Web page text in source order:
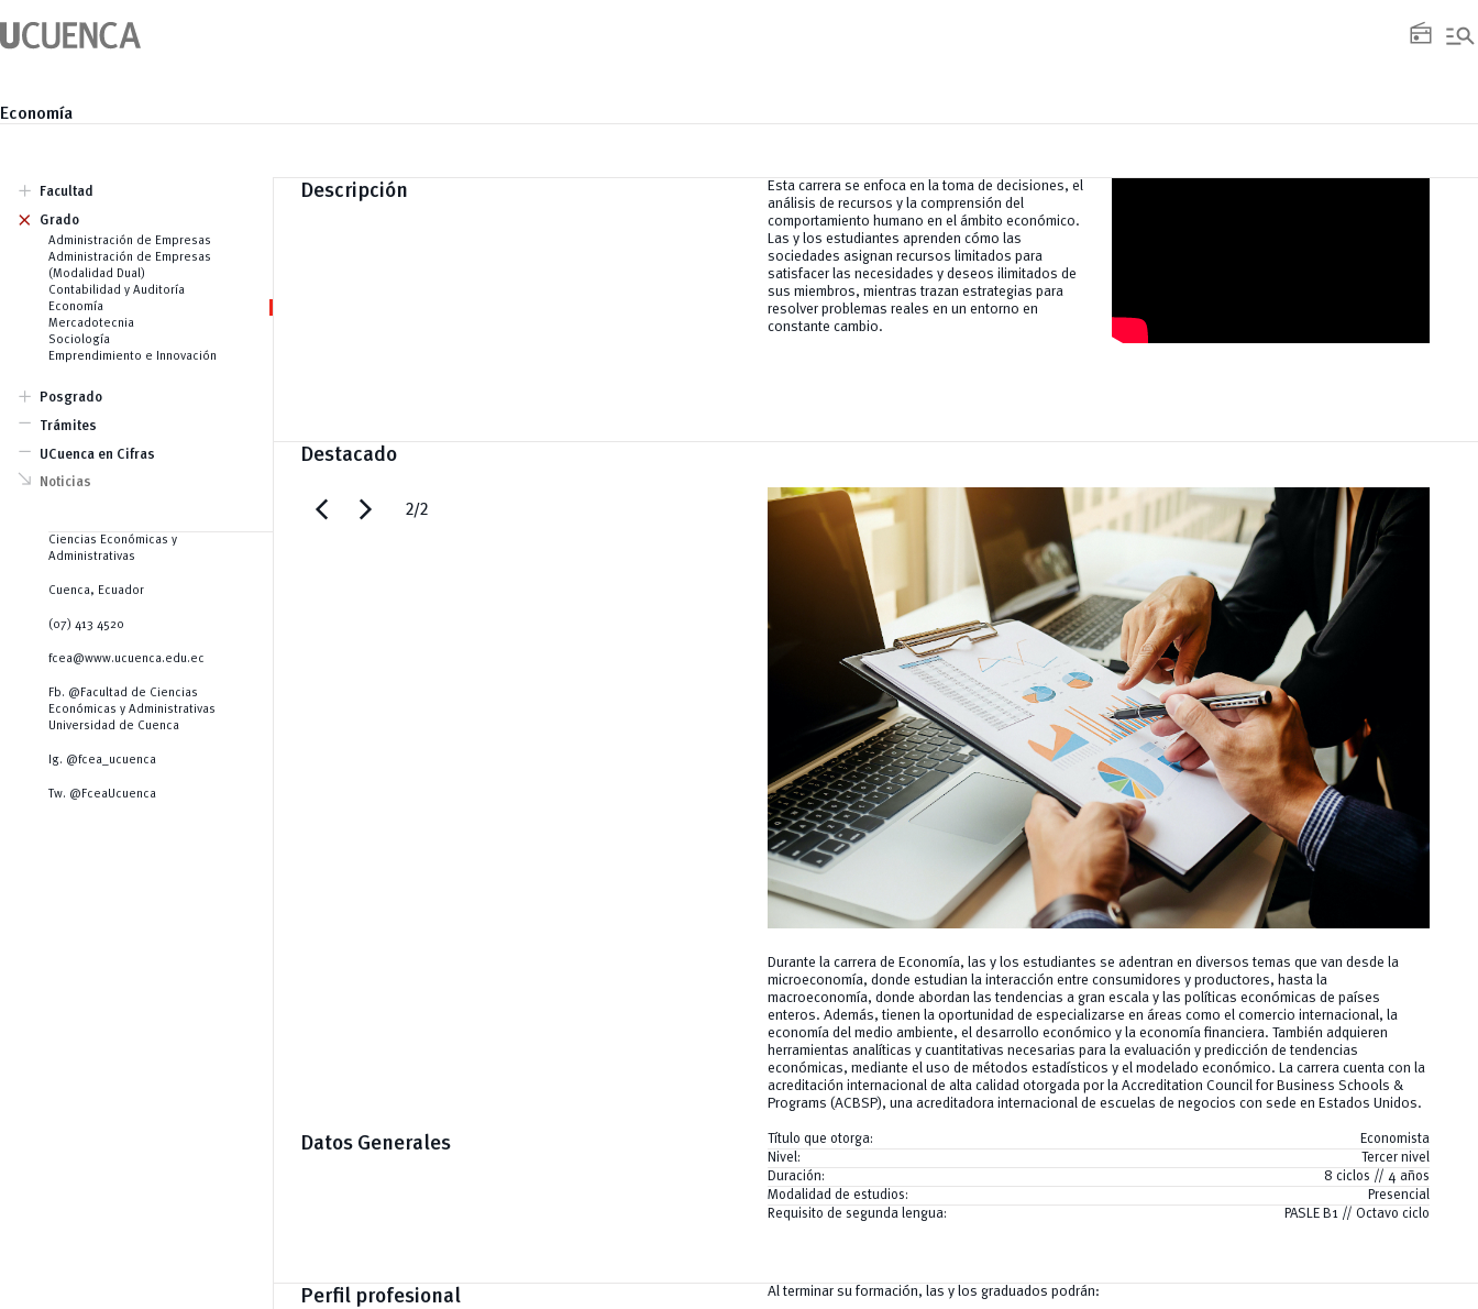
al
contenido
radio manage_search
Economía
Facultad
add
Autoridades
Historia
Indicadores FCEA
Grado
add
Administración de Empresas
Administración de Empresas
(Modalidad Dual)
Contabilidad y Auditoría
Economía
Mercadotecnia
Sociología
Emprendimiento e Innovación
Posgrado
add
Maestrías
Doctorados
Trámites
remove
UCuenca en Cifras
remove
Noticias
south_east
Ciencias Económicas y
Administrativas
Cuenca, Ecuador
(07) 413 4520
fcea@www.ucuenca.edu.ec
Fb. @Facultad de Ciencias
Económicas y Administrativas
Universidad de Cuenca
Ig. @fcea_ucuenca
Tw. @FceaUcuenca
Descripción
Esta carrera se enfoca en la toma de decisiones, el
análisis de recursos y la comprensión del
comportamiento humano en el ámbito económico.
Las y los estudiantes aprenden cómo las
sociedades asignan recursos limitados para
satisfacer las necesidades y deseos ilimitados de
sus miembros, mientras trazan estrategias para
resolver problemas reales en un entorno en
constante cambio.
Destacado
chevron_left chevron_right 2/2
Durante la carrera de Economía, las y los estudiantes se adentran en diversos temas que van desde la
microeconomía, donde estudian la interacción entre consumidores y productores, hasta la
macroeconomía, donde abordan las tendencias a gran escala y las políticas económicas de países
enteros. Además, tienen la oportunidad de especializarse en áreas como el comercio internacional, la
economía del medio ambiente, el desarrollo económico y la economía financiera. También adquieren
herramientas analíticas y cuantitativas necesarias para la evaluación y predicción de tendencias
económicas, mediante el uso de métodos estadísticos y el modelado económico. La carrera cuenta con la
acreditación internacional de alta calidad otorgada por la Accreditation Council for Business Schools &
Programs (ACBSP), una acreditadora internacional de escuelas de negocios con sede en Estados Unidos.
Datos Generales Título que otorga:
Economista
Nivel:
Tercer nivel
Duración:
8 ciclos // 4 años
Modalidad de estudios:
Presencial
Requisito de segunda lengua:
PASLE B1 // Octavo ciclo
Perfil profesional Al terminar su formación, las y los graduados podrán: